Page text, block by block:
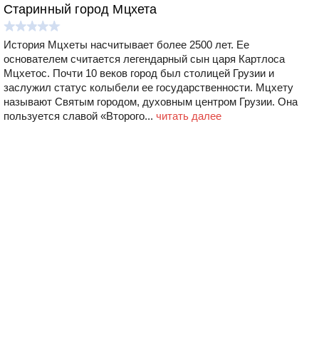
Старинный город Мцхета
История Мцхеты насчитывает более 2500 лет. Ее
основателем считается легендарный сын царя Картлоса
Мцхетос. Почти 10 веков город был столицей Грузии и
заслужил статус колыбели ее государственности. Мцхету
называют Святым городом, духовным центром Грузии. Она
пользуется славой «Второго... читать далее